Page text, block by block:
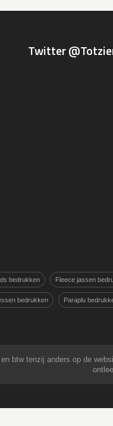
Twitter
bedrukken Fleece jassen
bedrukken Paraplu
btw tenzij anders op de